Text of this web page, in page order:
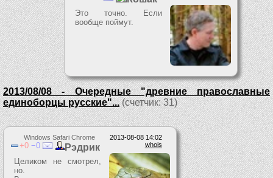
Это точно. Если
вообще поймут.
2013/08/08 - Очередные "древние православные
единоборцы русские"...(счетчик: 31)
2013-08-08 14:02
Windows Safari Chrome
whois
0 0 Рэдрик
Целиком не смотрел,
но.